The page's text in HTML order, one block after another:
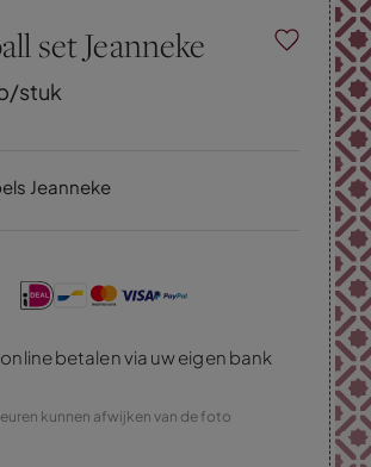
set Jeanneke
stuk
Jeanneke
betalen via uw eigen bank
kunnen afwijken van de foto